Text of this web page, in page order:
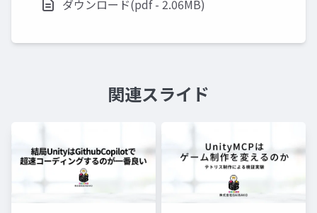
ダウンロード(pdf - 2.06MB)
関連スライド